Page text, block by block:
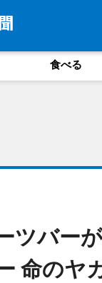
食べる
ツバー
命のヤ